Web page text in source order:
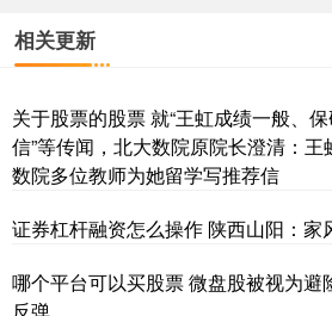
相关更新
关于股票的股票 就“王虹成绩一般、
信”等传闻，北大数院原院长澄清：王
数院多位教师为她留学写推荐信
证券杠杆融资怎么操作 陕西山阳：家
哪个平台可以买股票 微盘股被视为避
反弹